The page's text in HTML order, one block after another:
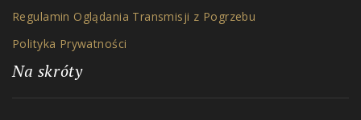
Regulamin Oglądania Transmisji z Pogrzebu
Polityka Prywatności
Na skróty